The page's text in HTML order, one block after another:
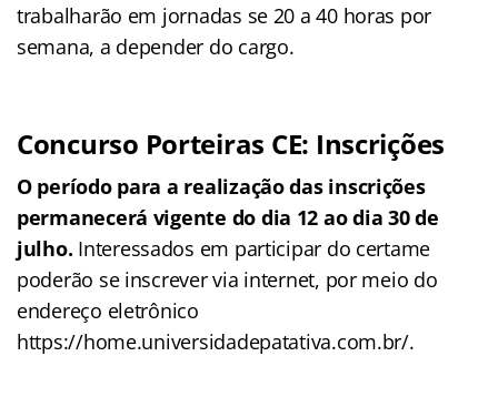
trabalharão em jornadas se 20 a 40 horas por
semana, a depender do cargo.
Concurso Porteiras CE: Inscrições
O período para a realização das inscrições
permanecerá vigente do dia 12 ao dia 30 de
julho. Interessados em participar do certame
poderão se inscrever via internet, por meio do
endereço eletrônico
https://home.universidadepatativa.com.br/.